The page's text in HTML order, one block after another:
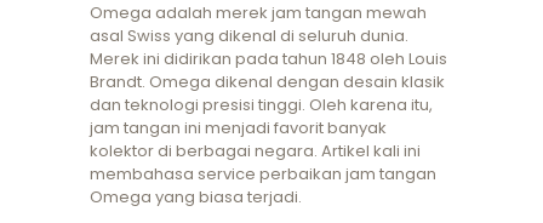
Omega adalah merek jam tangan mewah
asal Swiss yang dikenal di seluruh dunia.
Merek ini didirikan pada tahun 1848 oleh Louis
Brandt. Omega dikenal dengan desain klasik
dan teknologi presisi tinggi. Oleh karena itu,
jam tangan ini menjadi favorit banyak
kolektor di berbagai negara. Artikel kali ini
membahasa service perbaikan jam tangan
Omega yang biasa terjadi.